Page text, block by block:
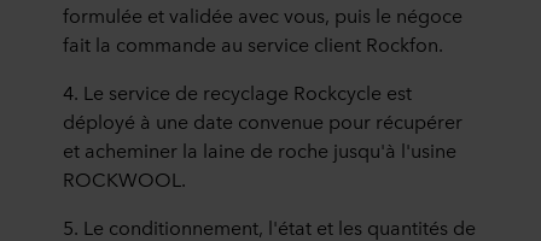
formulée et validée avec vous, puis le négoce
fait la commande au service client Rockfon.
4. Le service de recyclage Rockcycle est
déployé à une date convenue pour récupérer
et acheminer la laine de roche jusqu'à l'usine
ROCKWOOL.
5. Le conditionnement, l'état et les quantités de